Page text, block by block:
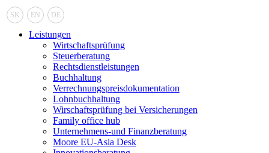
SK EN DE
Leistungen
Wirtschaftsprüfung
Steuerberatung
Rechtsdienstleistungen
Buchhaltung
Verrechnungspreisdokumentation
Lohnbuchhaltung
Wirschaftsprüfung bei Versicherungen
Family office hub
Unternehmens-und Finanzberatung
Moore EU-Asia Desk